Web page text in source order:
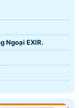
Ngoại EXIR.